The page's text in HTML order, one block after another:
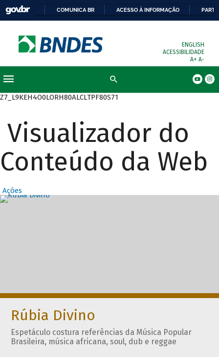
COMUNICA BR ACESSO À INFORMAÇÃO
ENGLISH
ACESSIBILIDADE
A+ A-
Z7_L9KEH4O0LORH80ALCLTPF80S71
Visualizador do
Conteúdo da Web
Ações
Destaques
Rúbia Divino
Espetáculo costura referências da Música Popular
Brasileira, música africana, soul, dub e reggae